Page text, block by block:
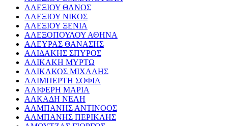
ΑΛΕΞΙΟΥ ΘΑΝΟΣ
ΑΛΕΞΙΟΥ ΝΙΚΟΣ
ΑΛΕΞΙΟΥ ΞΕΝΙΑ
ΑΛΕΞΟΠΟΥΛΟΥ ΑΘΗΝΑ
ΑΛΕΥΡΑΣ ΘΑΝΑΣΗΣ
ΑΛΙΔΑΚΗΣ ΣΠΥΡΟΣ
ΑΛΙΚΑΚΗ ΜΥΡΤΩ
ΑΛΙΚΑΚΟΣ ΜΙΧΑΛΗΣ
ΑΛΙΜΠΕΡΤΗ ΣΟΦΙΑ
ΑΛΙΦΕΡΗ ΜΑΡΙΑ
ΑΛΚΑΔΗ ΝΕΛΗ
ΑΛΜΠΑΝΗΣ ΑΝΤΙΝΟΟΣ
ΑΛΜΠΑΝΗΣ ΠΕΡΙΚΛΗΣ